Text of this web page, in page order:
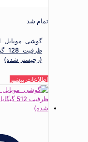
تمام شد
(رجیستر شده)
اطلاعات بیشتر